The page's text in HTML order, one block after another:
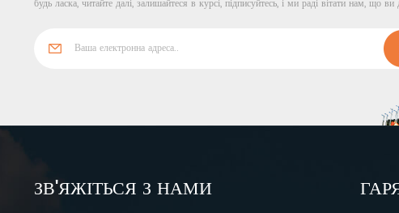
будь ласка, читайте далі, залишайтеся в курсі, підписуйтесь, і ми раді вітати нам, що ви
ЗВ'ЯЖІТЬСЯ З НАМИ